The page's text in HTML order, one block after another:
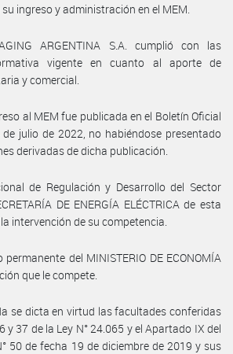
ingreso y administración en el MEM.
ARGENTINA S.A. cumplió con las
vigente en cuanto al aporte de
y comercial.
al MEM fue publicada en el Boletín Oficial
julio de 2022, no habiéndose presentado
derivadas de dicha publicación.
de Regulación y Desarrollo del Sector
DE ENERGÍA ELÉCTRICA de esta
intervención de su competencia.
del MINISTERIO DE ECONOMÍA
que le compete.
se dicta en virtud las facultades conferidas
y 37 de la Ley N° 24.065 y el Apartado IX del
50 de fecha 19 de diciembre de 2019 y sus